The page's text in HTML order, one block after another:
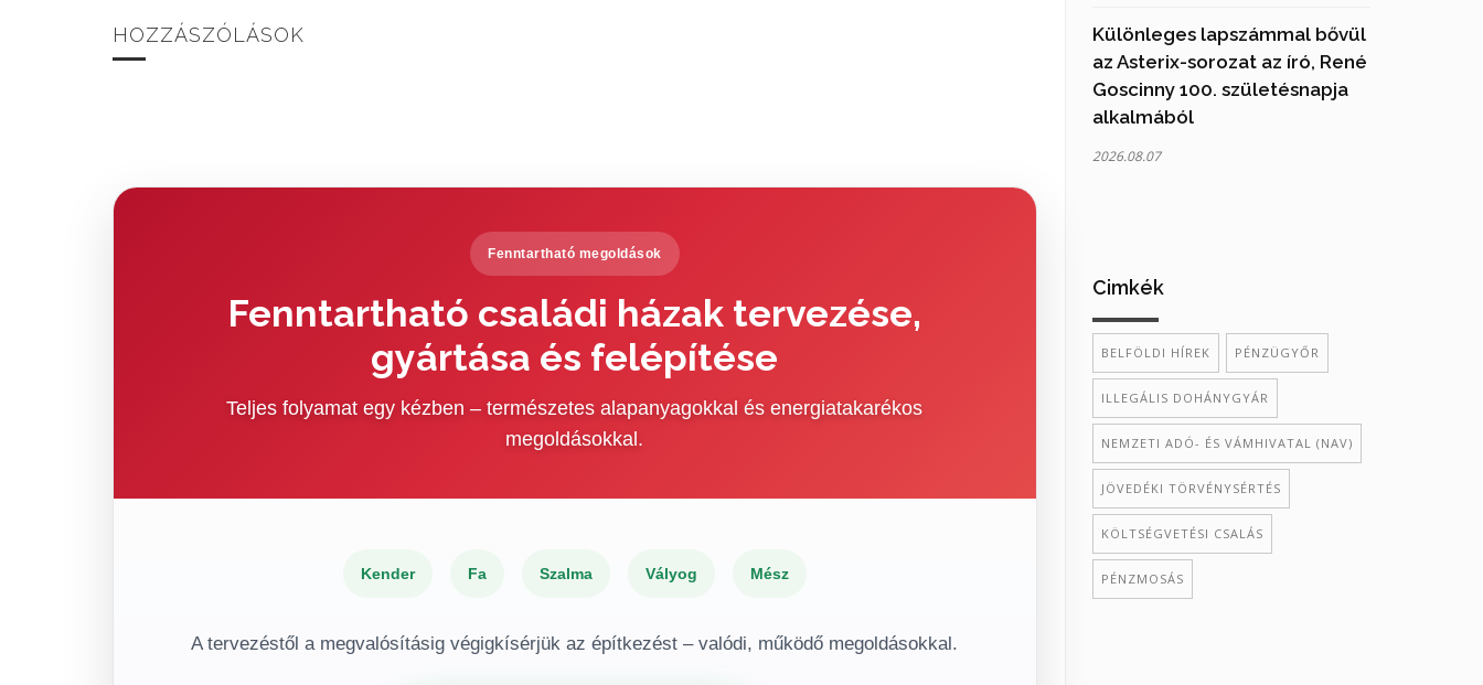
HOZZÁSZÓLÁSOK
Fenntartható megoldások
Fenntartható családi házak tervezése,
gyártása és felépítése
Teljes folyamat egy kézben – természetes alapanyagokkal és energiatakarékos
megoldásokkal.
Kender Fa Szalma Vályog Mész
A tervezéstől a megvalósításig végigkísérjük az építkezést – valódi, működő megoldásokkal.
Különleges lapszámmal bővül
az Asterix-sorozat az író, René
Goscinny 100. születésnapja
alkalmából
2026.08.07
Cimkék
BELFÖLDI HÍREK PÉNZÜGYŐR
ILLEGÁLIS DOHÁNYGYÁR
NEMZETI ADÓ- ÉS VÁMHIVATAL (NAV)
JÖVEDÉKI TÖRVÉNYSÉRTÉS
KÖLTSÉGVETÉSI CSALÁS
PÉNZMOSÁS